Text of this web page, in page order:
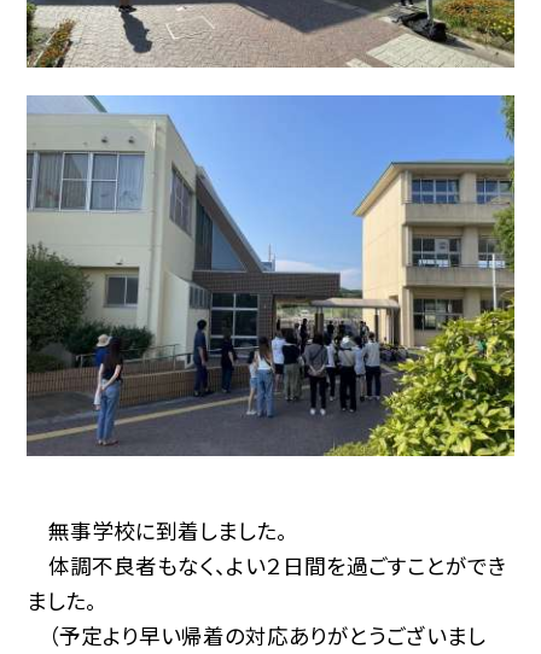
無事学校に到着しました。
体調不良者もなく、よい２日間を過ごすことができ
ました。
（予定より早い帰着の対応ありがとうございまし